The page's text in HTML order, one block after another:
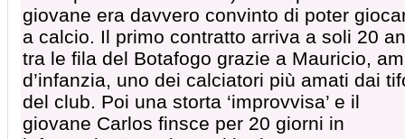
giovane era davvero convinto di poter
a calcio. Il primo contratto arriva a soli 20
tra le fila del Botafogo grazie a Mauricio,
d’infanzia, uno dei calciatori più amati dai
del club. Poi una storta ‘improvvisa’ e il
giovane Carlos finsce per 20 giorni in